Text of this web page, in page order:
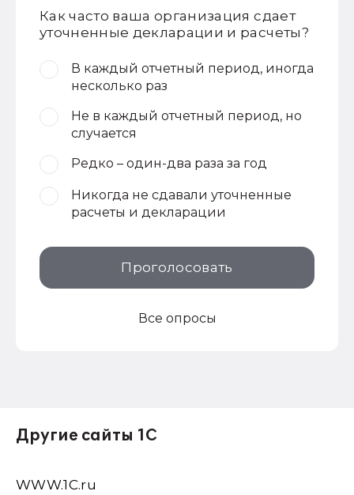
Как часто ваша организация сдает
уточненные декларации и расчеты?
В каждый отчетный период, иногда
несколько раз
Не в каждый отчетный период, но
случается
Редко – один-два раза за год
Никогда не сдавали уточненные
расчеты и декларации
Проголосовать
Все опросы
Другие сайты 1С
WWW.1С.ru